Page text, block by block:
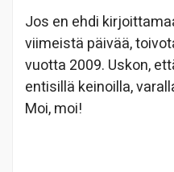
Jos en ehdi
viimeistä päivää,
vuotta 2009. Uskon,
entisillä keinoilla,
Moi, moi!